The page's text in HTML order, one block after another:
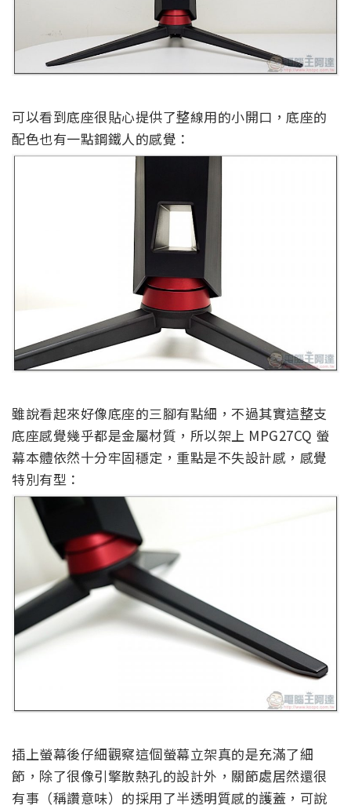
可以看到底座很貼心提供了整線用的小開口，底座的
配色也有一點鋼鐵人的感覺：
雖說看起來好像底座的三腳有點細，不過其實這整支
底座感覺幾乎都是金屬材質，所以架上 MPG27CQ 螢
幕本體依然十分牢固穩定，重點是不失設計感，感覺
特別有型：
插上螢幕後仔細觀察這個螢幕立架真的是充滿了細
節，除了很像引擎散熱孔的設計外，關節處居然還很
有事（稱讚意味）的採用了半透明質感的護蓋，可說